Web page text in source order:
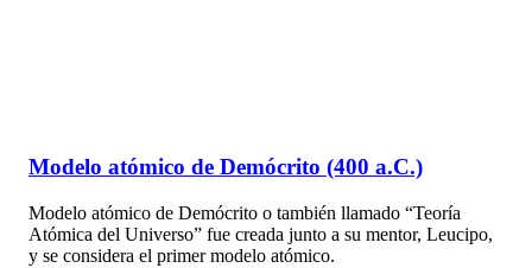
Modelo atómico de Demócrito (400 a.C.)
Modelo atómico de Demócrito o también llamado “Teoría
Atómica del Universo” fue creada junto a su mentor, Leucipo,
y se considera el primer modelo atómico.